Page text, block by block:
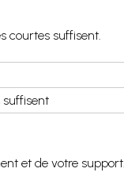
courtes suffisent.
et de votre support.